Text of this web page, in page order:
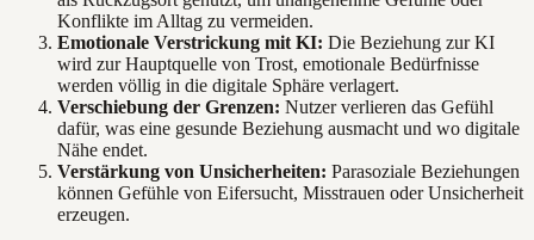
Konflikte im Alltag zu vermeiden.
Emotionale Verstrickung mit KI: Die Beziehung zur KI
wird zur Hauptquelle von Trost, emotionale Bedürfnisse
werden völlig in die digitale Sphäre verlagert.
Verschiebung der Grenzen: Nutzer verlieren das Gefühl
dafür, was eine gesunde Beziehung ausmacht und wo digitale
Nähe endet.
Verstärkung von Unsicherheiten: Parasoziale Beziehungen
können Gefühle von Eifersucht, Misstrauen oder Unsicherheit
erzeugen.